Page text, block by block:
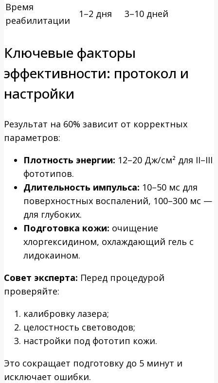
Время
реабилитации
1–2 дня 3–10 дней
Ключевые факторы
эффективности: протокол и
настройки
Результат на 60% зависит от корректных
параметров:
Плотность энергии: 12–20 Дж/см² для II–III
фототипов.
Длительность импульса: 10–50 мс для
поверхностных воспалений, 100–300 мс —
для глубоких.
Подготовка кожи: очищение
хлоргексидином, охлаждающий гель с
лидокаином.
Совет эксперта: Перед процедурой
проверяйте:
калибровку лазера;
целостность световодов;
настройки под фототип кожи.
Это сокращает подготовку до 5 минут и
исключает ошибки.